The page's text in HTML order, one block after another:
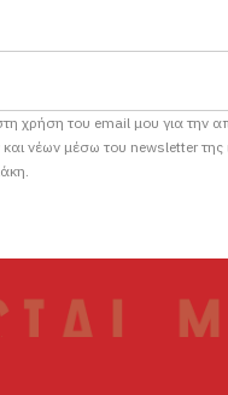
χρήση του email μου για την
νέων μέσω του newsletter της